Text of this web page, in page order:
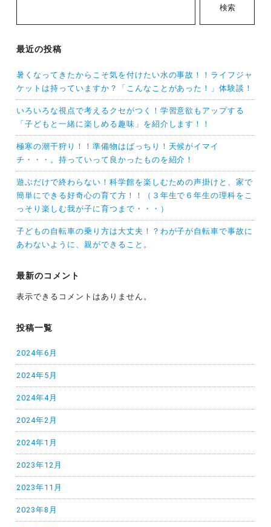
検索
最近の投稿
暑くなってきたからこそ気を付けたい水の事故！！ライフジャ
ケットは持っていますか？「こんなことがあった！」体験談！
いろいろな視点で考えるクセがつく！学習意欲もアップする
「子どもと一緒に楽しめる趣味」を紹介します！！
極寒の潮干狩り！！準備物はばっちり！天候がイマイ
チ・・・。持っていって良かったものを紹介！
遊ぶだけで終わらない！科学館を楽しむための声掛けと、家で
簡単にできる好奇心の育て方！！（３年生で６年生の理科をこ
っそり楽しむ我が子に育つまで・・・）
子どもの自転車の乗り方は大丈夫！？わが子が自転車で事故に
あわないように、親ができること。
最新のコメント
表示できるコメントはありません。
投稿一覧
2024年6月
2024年5月
2024年4月
2024年2月
2024年1月
2023年12月
2023年11月
2023年8月